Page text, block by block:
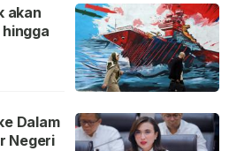
akan
Dalam
Negeri